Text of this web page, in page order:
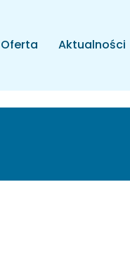
Oferta Aktualności